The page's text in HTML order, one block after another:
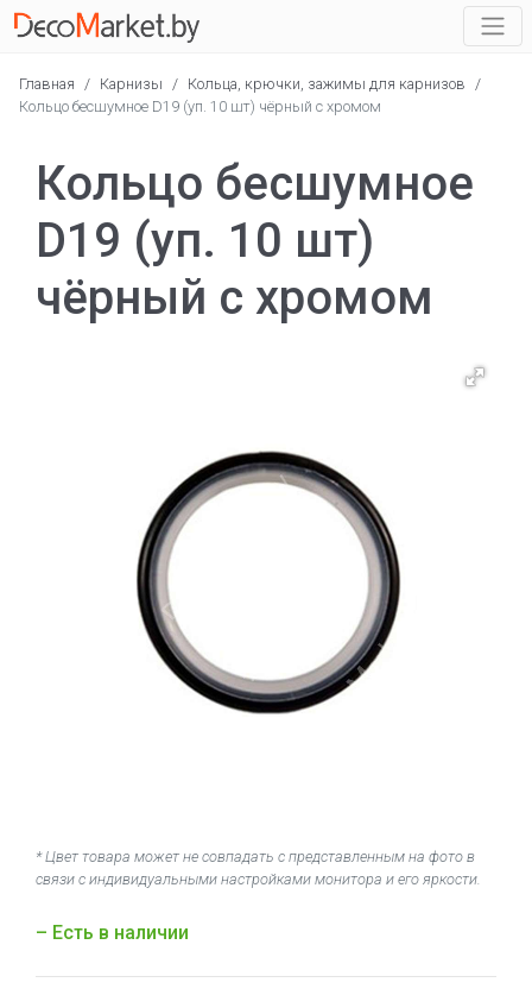
Главная / Карнизы / Кольца, крючки, зажимы для карнизов /
Кольцо бесшумное D19 (уп. 10 шт) чёрный с хромом
Кольцо бесшумное
D19 (уп. 10 шт)
чёрный с хромом
* Цвет товара может не совпадать с представленным на фото в
связи с индивидуальными настройками монитора и его яркости.
– Есть в наличии